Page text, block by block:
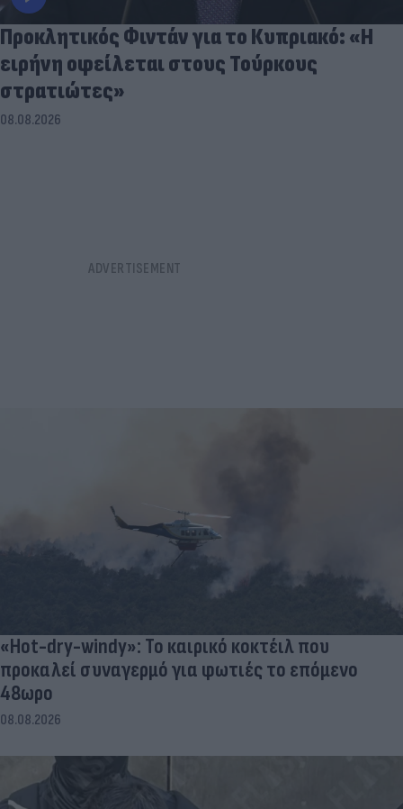
Προκλητικός Φιντάν για το Κυπριακό: «Η
ειρήνη οφείλεται στους Τούρκους
στρατιώτες»
08.08.2026
«Hot-dry-windy»: Το καιρικό κοκτέιλ που
προκαλεί συναγερμό για φωτιές το επόμενο
48ωρο
08.08.2026